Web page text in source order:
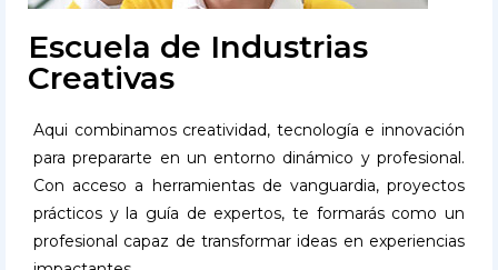
Escuela de Industrias
Creativas
Aqui combinamos creatividad, tecnología e innovación
para prepararte en un entorno dinámico y profesional.
Con acceso a herramientas de vanguardia, proyectos
prácticos y la guía de expertos, te formarás como un
profesional capaz de transformar ideas en experiencias